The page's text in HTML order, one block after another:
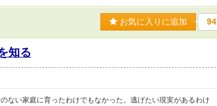
お気に入りに追加 94
知る
ない家庭に育ったわけでもなかった。逃げたい現実があるわけ